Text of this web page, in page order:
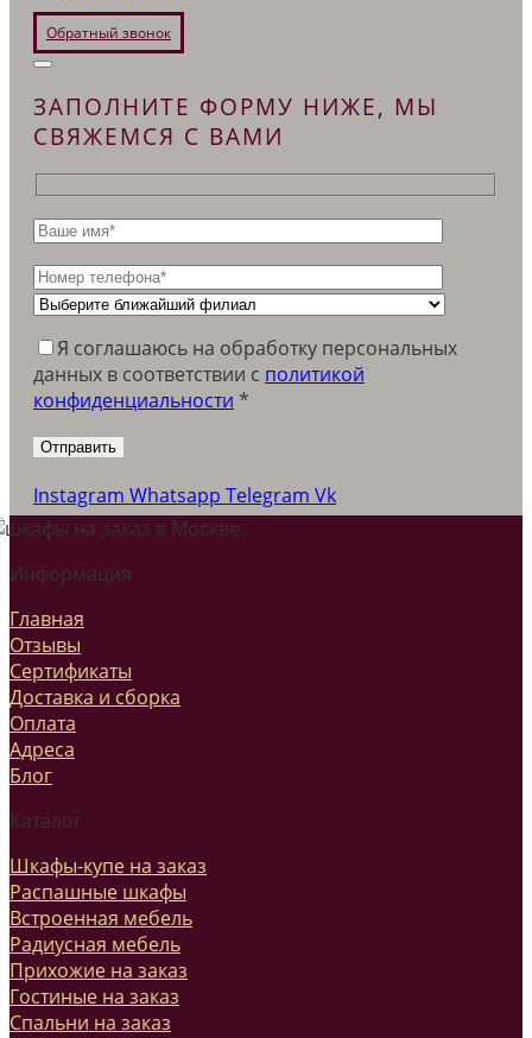
Обратный звонок
ЗАПОЛНИТЕ ФОРМУ НИЖЕ, МЫ
СВЯЖЕМСЯ С ВАМИ
Я соглашаюсь на обработку персональных
данных в соответствии c политикой
конфиденциальности *
Instagram Whatsapp Telegram Vk
Информация
Главная
Отзывы
Сертификаты
Доставка и сборка
Оплата
Адреса
Блог
Каталог
Шкафы-купе на заказ
Распашные шкафы
Встроенная мебель
Радиусная мебель
Прихожие на заказ
Гостиные на заказ
Спальни на заказ